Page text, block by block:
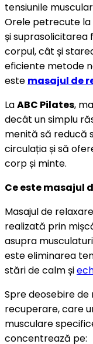
tensiunile
Orele petrecute la
și
corpul, cât și
eficiente metode
este masajul de
LaABC Pilates,
decât un simplu
menită să reducă
circulația și să
corp și minte.
Ce este masajul
Masajul de
realizată prin
asupra
este eliminarea
stări de calm și
Spre deosebire
recuperare, care
musculare
concentrează pe: